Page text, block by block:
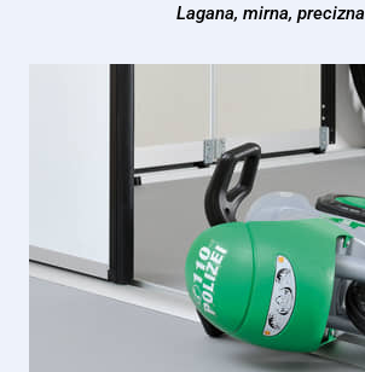
Lagana, mirna, precizna